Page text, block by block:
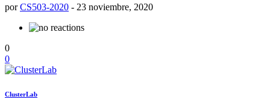
porCS503-2020 - 23 noviembre, 2020
0
0
ClusterLab